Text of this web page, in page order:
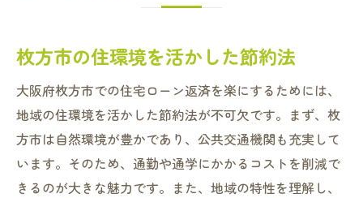
枚方市の住環境を活かした節約法
大阪府枚方市での住宅ローン返済を楽にするためには、
地域の住環境を活かした節約法が不可欠です。まず、枚
方市は自然環境が豊かであり、公共交通機関も充実して
います。そのため、通勤や通学にかかるコストを削減で
きるのが大きな魅力です。また、地域の特性を理解し、